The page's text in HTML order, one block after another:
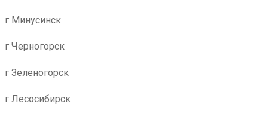
г Минусинск
г Черногорск
г Зеленогорск
г Лесосибирск